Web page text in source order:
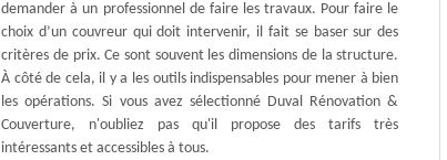
demander à un professionnel de faire les travaux. Pour faire le
choix d’un couvreur qui doit intervenir, il fait se baser sur des
critères de prix. Ce sont souvent les dimensions de la structure.
À côté de cela, il y a les outils indispensables pour mener à bien
les opérations. Si vous avez sélectionné Duval Rénovation &
Couverture, n'oubliez pas qu'il propose des tarifs très
intéressants et accessibles à tous.